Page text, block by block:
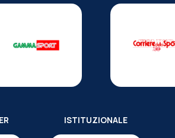
ISTITUZIONALE